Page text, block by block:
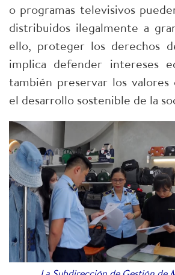
o programas televisivos
distribuidos ilegalmente a
ello, proteger los derechos
implica defender intereses
también preservar los valores
el desarrollo sostenible de la